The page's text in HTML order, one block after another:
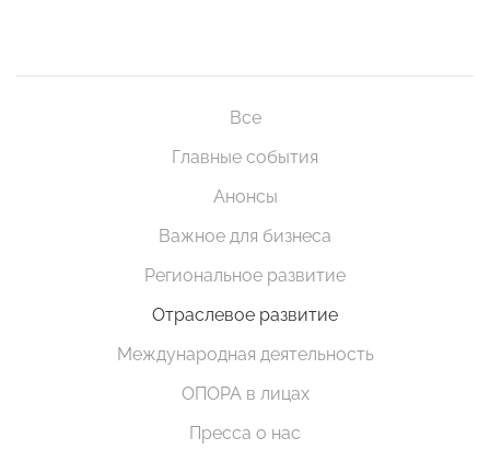
Все
Главные события
Анонсы
Важное для бизнеса
Региональное развитие
Отраслевое развитие
Международная деятельность
ОПОРА в лицах
Пресса о нас